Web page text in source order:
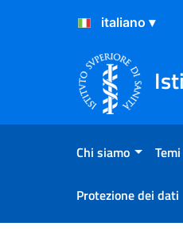
Salta al Contenuto
Salta al Footer
Chi siamo Temi
Protezione dei dati